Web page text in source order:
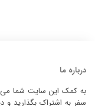
درباره ما
به کمک این سایت شما می
سفر به اشتراک بگذارید و